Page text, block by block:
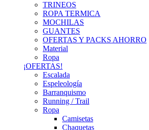
TRINEOS
ROPA TERMICA
MOCHILAS
GUANTES
OFERTAS Y PACKS AHORRO
Material
Ropa
¡OFERTAS!
Escalada
Espeleología
Barranquismo
Running / Trail
Ropa
Camisetas
Chaquetas